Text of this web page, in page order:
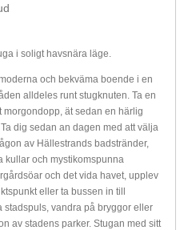
i soligt havsnära läge.
och bekväma boende i en
alldeles runt stugknuten. Ta en
ät sedan en härlig
dig sedan an dagen med att välja
av Hällestrands badstränder,
kullar och mystikomspunna
och det vida havet, upplev
eller ta bussen in till
stadspuls, vandra på bryggor eller
av stadens parker. Stugan med sitt